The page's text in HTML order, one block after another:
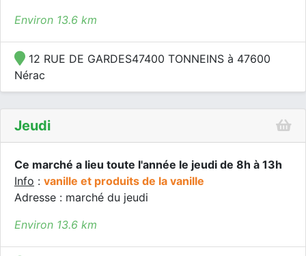
Environ 13.6 km
12 RUE DE GARDES47400 TONNEINS à 47600
Nérac
Jeudi
Ce marché a lieu toute l'année le jeudi de 8h à 13h
Info : vanille et produits de la vanille
Adresse : marché du jeudi
Environ 13.6 km